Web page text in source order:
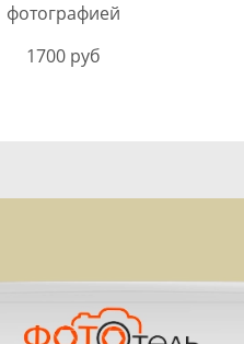
фотографией
1700 руб